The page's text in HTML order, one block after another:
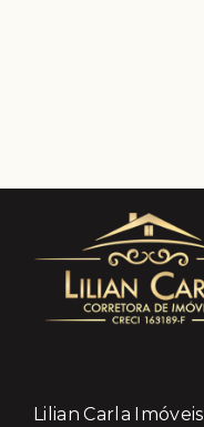
Lilian Carla Imóveis